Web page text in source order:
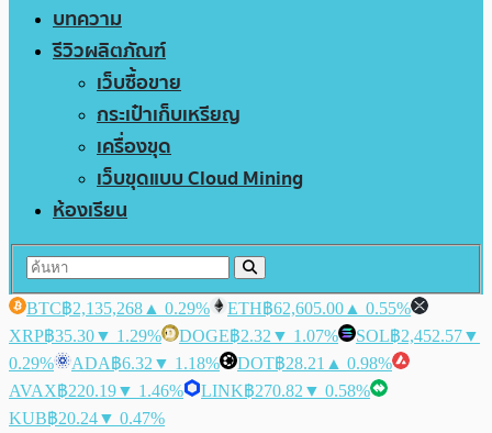
บทความ
รีวิวผลิตภัณฑ์
เว็บซื้อขาย
กระเป๋าเก็บเหรียญ
เครื่องขุด
เว็บขุดแบบ Cloud Mining
ห้องเรียน
BTC฿2,135,268 ▲ 0.29% ETH฿62,605.00 ▲ 0.55%
XRP฿35.30▼ 1.29% DOGE฿2.32 ▼ 1.07% SOL฿2,452.57▼
0.29%
ADA฿6.32 ▼ 1.18% DOT฿28.21 ▲ 0.98%
AVAX฿220.19▼ 1.46% LINK฿270.82 ▼ 0.58%
KUB฿20.24▼ 0.47%